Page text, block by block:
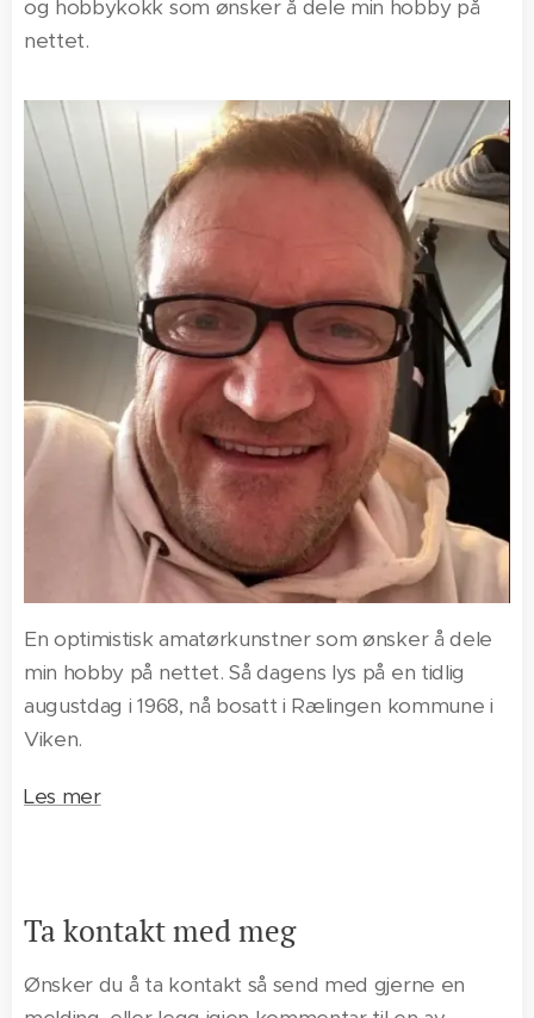
og hobbykokk som ønsker å dele min hobby på
nettet.
En optimistisk amatørkunstner som ønsker å dele
min hobby på nettet. Så dagens lys på en tidlig
augustdag i 1968, nå bosatt i Rælingen kommune i
Viken.
Les mer
Ta kontakt med meg
Ønsker du å ta kontakt så send med gjerne en